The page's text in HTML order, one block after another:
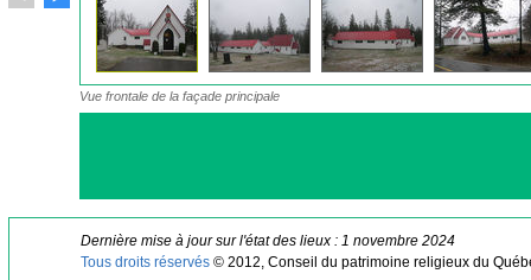
Vue frontale de la façade principale
Dernière mise à jour sur l'état des lieux : 1 novembre 2024
Tous droits réservés © 2012, Conseil du patrimoine religieux du